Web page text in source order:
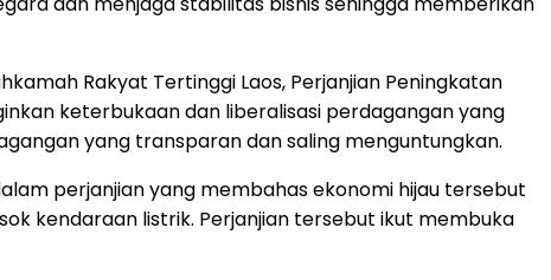
Rakyat Tertinggi Laos, Perjanjian Peningkatan
keterbukaan dan liberalisasi perdagangan yang
yang transparan dan saling menguntungkan.
perjanjian yang membahas ekonomi hijau tersebut
kendaraan listrik. Perjanjian tersebut ikut membuka